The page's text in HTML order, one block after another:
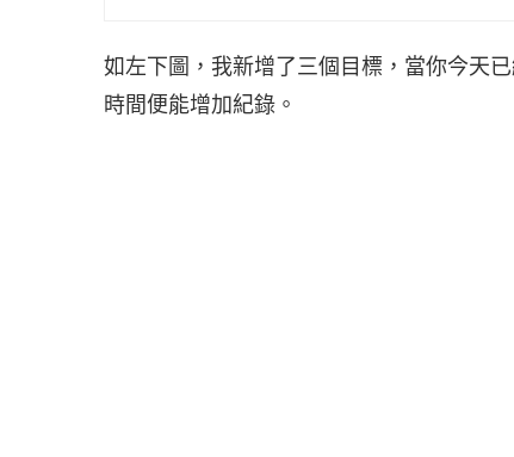
如左下圖，我新增了三個目標，當你今天
時間便能增加紀錄。